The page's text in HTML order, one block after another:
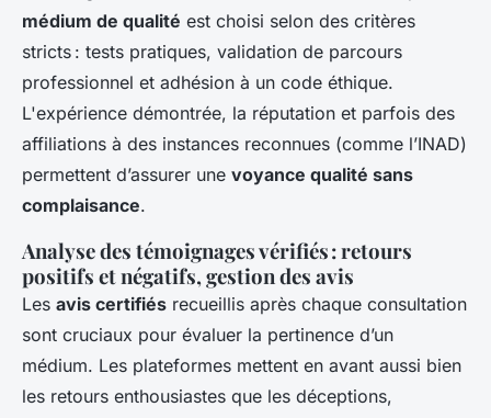
médium de qualité est choisi selon des critères
stricts : tests pratiques, validation de parcours
professionnel et adhésion à un code éthique.
L'expérience démontrée, la réputation et parfois des
affiliations à des instances reconnues (comme l’INAD)
permettent d’assurer une voyance qualité sans
complaisance.
Analyse des témoignages vérifiés : retours
positifs et négatifs, gestion des avis
Les avis certifiés recueillis après chaque consultation
sont cruciaux pour évaluer la pertinence d’un
médium. Les plateformes mettent en avant aussi bien
les retours enthousiastes que les déceptions,